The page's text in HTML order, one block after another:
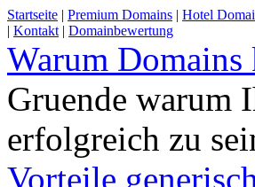
Startseite | Premium Domains | Hotel
| Kontakt | Domainbewertung
Warum Domains
Gruende warum
erfolgreich zu
Vorteile